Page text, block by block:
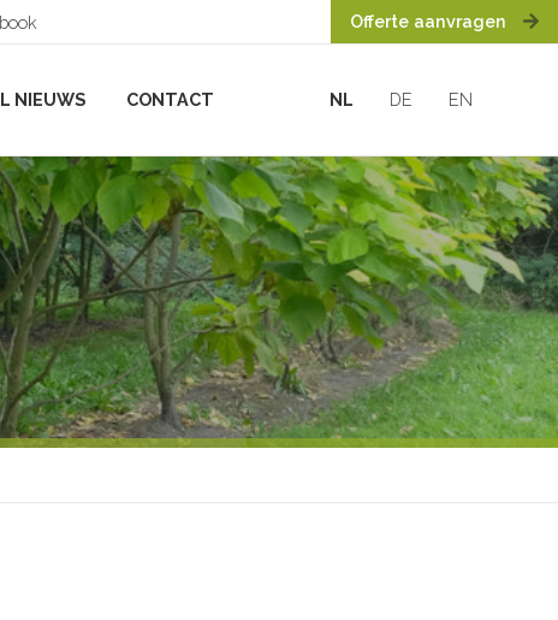
Offerte aanvragen
NIEUWS CONTACT NL DE EN